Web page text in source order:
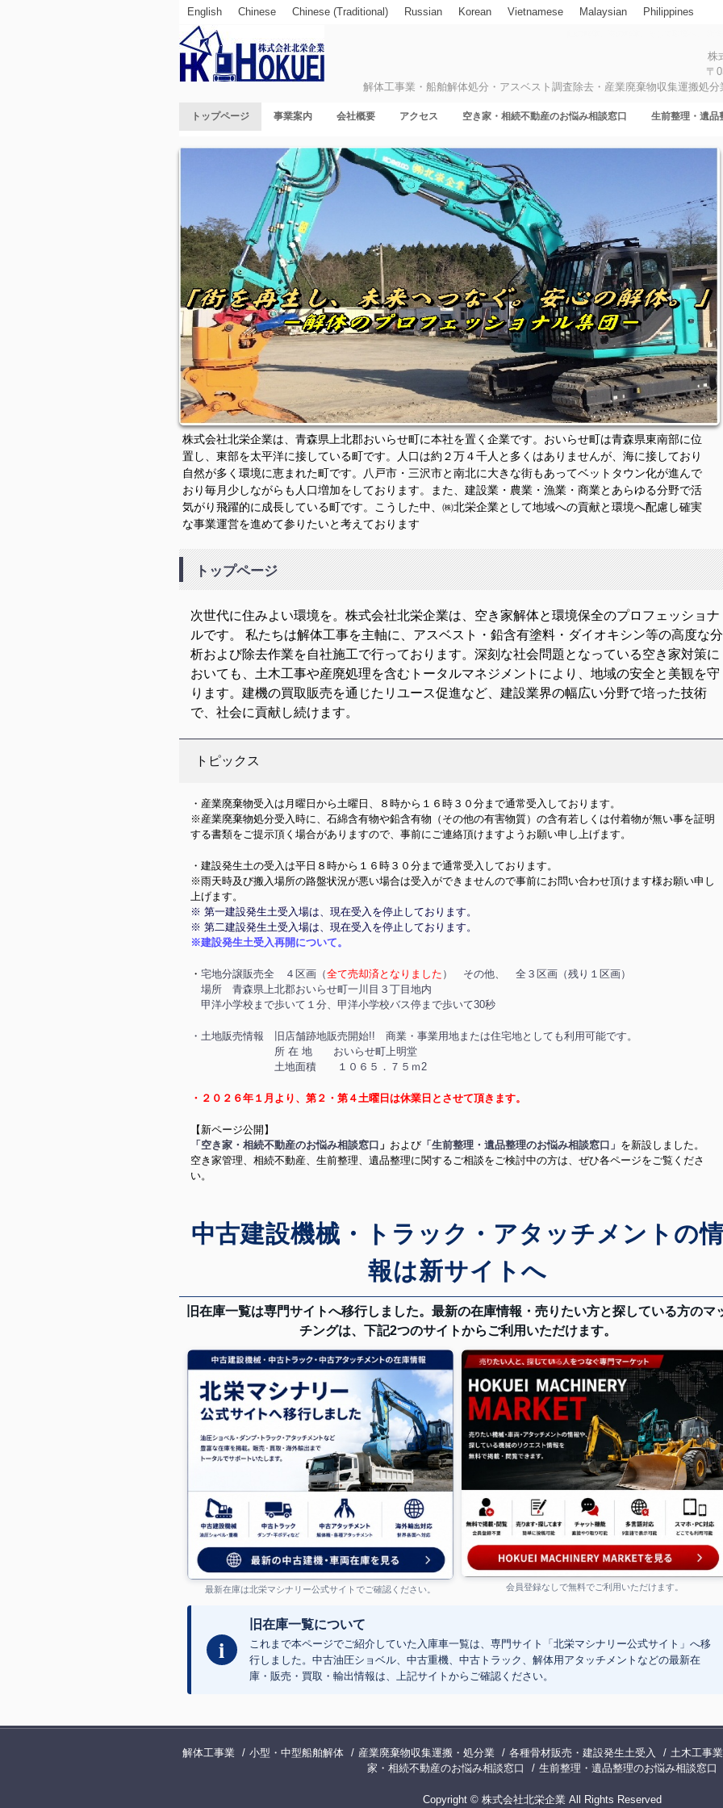
English Chinese Chinese (Traditional) Russian Korean Vietnamese Malaysian Philippines
〒
解体工事業・船舶解体処分・アスベスト調査除去・産業廃棄物収集運搬処
トップページ 事業案内 会社概要 アクセス 空き家・相続不動産のお悩み相談窓口 生前整理・遺品
株式会社北栄企業は、青森県上北郡おいらせ町に本社を置く企業です。おいらせ町は青森県東南部に位
置し、東部を太平洋に接している町です。人口は約２万４千人と多くはありませんが、海に接しており
自然が多く環境に恵まれた町です。八戸市・三沢市と南北に大きな街もあってベットタウン化が進んで
おり毎月少しながらも人口増加をしております。また、建設業・農業・漁業・商業とあらゆる分野で活
気がり飛躍的に成長している町です。こうした中、㈱北栄企業として地域への貢献と環境へ配慮し確実
な事業運営を進めて参りたいと考えております
トップページ
次世代に住みよい環境を。株式会社北栄企業は、空き家解体と環境保全のプロフェッショナ
ルです。 私たちは解体工事を主軸に、アスベスト・鉛含有塗料・ダイオキシン等の高度な分
析および除去作業を自社施工で行っております。深刻な社会問題となっている空き家対策に
おいても、土木工事や産廃処理を含むトータルマネジメントにより、地域の安全と美観を守
ります。建機の買取販売を通じたリユース促進など、建設業界の幅広い分野で培った技術
で、社会に貢献し続けます。
トピックス
・産業廃棄物受入は月曜日から土曜日、８時から１６時３０分まで通常受入しております。
※産業廃棄物処分受入時に、石綿含有物や鉛含有物（その他の有害物質）の含有若しくは付着物が無い事を証明
する書類をご提示頂く場合がありますので、事前にご連絡頂けますようお願い申し上げます。
・建設発生土の受入は平日８時から１６時３０分まで通常受入しております。
※雨天時及び搬入場所の路盤状況が悪い場合は受入ができませんので事前にお問い合わせ頂けます様お願い申し
上げます。
※ 第一建設発生土受入場は、現在受入を停止しております。
※ 第二建設発生土受入場は、現在受入を停止しております。
※建設発生土受入再開について。
・宅地分譲販売全 ４区画（全て売却済となりました ）
その他、 全３区画（残り１区画）
場所 青森県上北郡おいらせ町一川目３丁目地内
甲洋小学校まで歩いて１分、甲洋小学校バス停まで歩いて30秒
・土地販売情報 旧店舗跡地販売開始!! 商業・事業用地または住宅地としても利用可能です。
所 在 地 おいらせ町上明堂
土地面積 １０６５．７５ｍ2
・ ２０２６年１月より、第２・第４土曜日は休業日とさせて頂きます。
【新ページ公開】
「空き家・相続不動産のお悩み相談窓口 」 および 「生前整理・遺品整理のお悩み相談窓口」 を新設しました。
空き家管理、相続不動産、生前整理、遺品整理に関するご相談をご検討中の方は、ぜひ各ページをご覧くださ
い。
中古建設機械・トラック・アタッチメントの
報は新サイトへ
旧在庫一覧は専門サイトへ移行しました。最新の在庫情報・売りたい方と探している方のマ
チングは、下記2つのサイトからご利用いただけます。
最新在庫は北栄マシナリー公式サイトでご確認ください。 会員登録なしで無料でご利用いただけます。
i
旧在庫一覧について
これまで本ページでご紹介していた入庫車一覧は、専門サイト「北栄マシナリー公式サイト」へ移
行しました。中古油圧ショベル、中古重機、中古トラック、解体用アタッチメントなどの最新在
庫・販売・買取・輸出情報は、上記サイトからご確認ください。
中古油圧ショベル、中古重機、中古トラック、ダンプ、平ボディ、解体用アタッチメントなどの在庫情報を掲載し
HOKUEI MACHINERY MARKET
解体工事業 小型・中型船舶解体 産業廃棄物収集運搬・処分業 各種骨材販売・建設発生土受入
土木工事業
家・相続不動産のお悩み相談窓口
生前整理・遺品整理のお悩み相談窓口
Copyright © 株式会社北栄企業 All Rights Reserved